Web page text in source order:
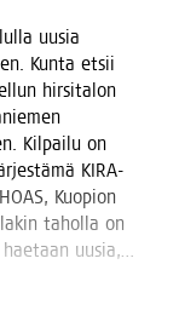
uusia
Kun­ta etsii
hir­si­ta­lon
Kil­pai­lu on
KIRA-
Kuo­pion
tahol­la on
uusia,…